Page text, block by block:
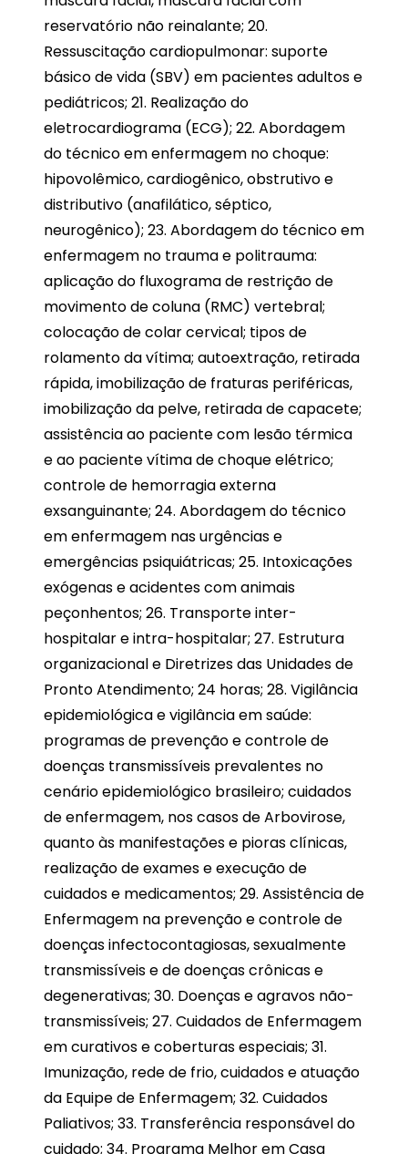
reservatório não reinalante; 20.
Ressuscitação cardiopulmonar: suporte
básico de vida (SBV) em pacientes adultos e
pediátricos; 21. Realização do
eletrocardiograma (ECG); 22. Abordagem
do técnico em enfermagem no choque:
hipovolêmico, cardiogênico, obstrutivo e
distributivo (anafilático, séptico,
neurogênico); 23. Abordagem do técnico em
enfermagem no trauma e politrauma:
aplicação do fluxograma de restrição de
movimento de coluna (RMC) vertebral;
colocação de colar cervical; tipos de
rolamento da vítima; autoextração, retirada
rápida, imobilização de fraturas periféricas,
imobilização da pelve, retirada de capacete;
assistência ao paciente com lesão térmica
e ao paciente vítima de choque elétrico;
controle de hemorragia externa
exsanguinante; 24. Abordagem do técnico
em enfermagem nas urgências e
emergências psiquiátricas; 25. Intoxicações
exógenas e acidentes com animais
peçonhentos; 26. Transporte inter-
hospitalar e intra-hospitalar; 27. Estrutura
organizacional e Diretrizes das Unidades de
Pronto Atendimento; 24 horas; 28. Vigilância
epidemiológica e vigilância em saúde:
programas de prevenção e controle de
doenças transmissíveis prevalentes no
cenário epidemiológico brasileiro; cuidados
de enfermagem, nos casos de Arbovirose,
quanto às manifestações e pioras clínicas,
realização de exames e execução de
cuidados e medicamentos; 29. Assistência de
Enfermagem na prevenção e controle de
doenças infectocontagiosas, sexualmente
transmissíveis e de doenças crônicas e
degenerativas; 30. Doenças e agravos não-
transmissíveis; 27. Cuidados de Enfermagem
em curativos e coberturas especiais; 31.
Imunização, rede de frio, cuidados e atuação
da Equipe de Enfermagem; 32. Cuidados
Paliativos; 33. Transferência responsável do
cuidado; 34. Programa Melhor em Casa